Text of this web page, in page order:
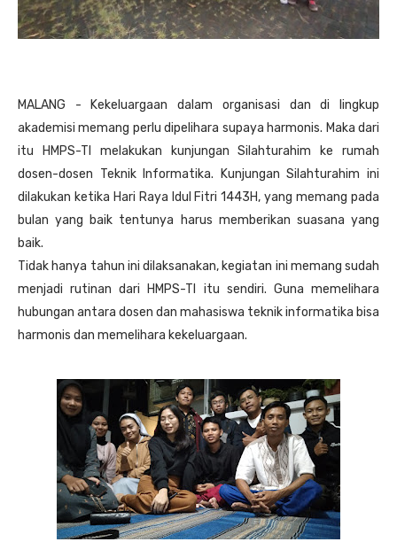
MALANG - Kekeluargaan dalam organisasi dan di lingkup
akademisi memang perlu dipelihara supaya harmonis. Maka dari
itu HMPS-TI melakukan kunjungan Silahturahim ke rumah
dosen-dosen Teknik Informatika. Kunjungan Silahturahim ini
dilakukan ketika Hari Raya Idul Fitri 1443H, yang memang pada
bulan yang baik tentunya harus memberikan suasana yang
baik.
Tidak hanya tahun ini dilaksanakan, kegiatan ini memang sudah
menjadi rutinan dari HMPS-TI itu sendiri. Guna memelihara
hubungan antara dosen dan mahasiswa teknik informatika bisa
harmonis dan memelihara kekeluargaan.